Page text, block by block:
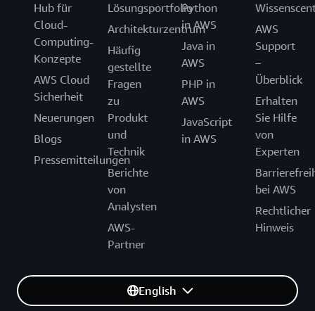
Hub für
Cloud-
Computing-
Konzepte
AWS Cloud
Sicherheit
Neuerungen
Blogs
Pressemitteilungen
Lösungsportfolio
Architekturzentrum
Häufig
gestellte
Fragen
zu
Produkt
und
Technik
Berichte
von
Analysten
AWS-
Partner
Python
in AWS
Java in
AWS
PHP in
AWS
JavaScript
in AWS
AWS
Support
–
Überblick
Erhalten
Sie Hilfe
von
Experten
bei AWS
Rechtlicher
Hinweis
English